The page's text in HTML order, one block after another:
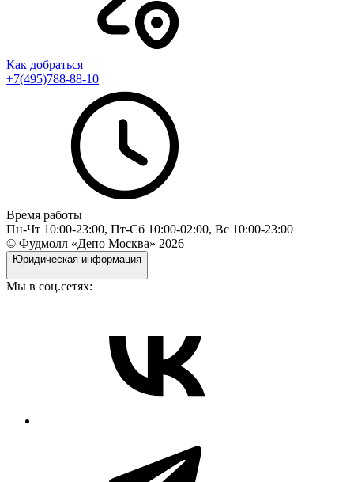
Как добраться
+7(495)788-88-10
Время работы
Пн-Чт 10:00-23:00, Пт-Сб 10:00-02:00, Вс 10:00-23:00
© Фудмолл «Депо Москва» 2026
Юридическая информация
Мы в соц.сетях: